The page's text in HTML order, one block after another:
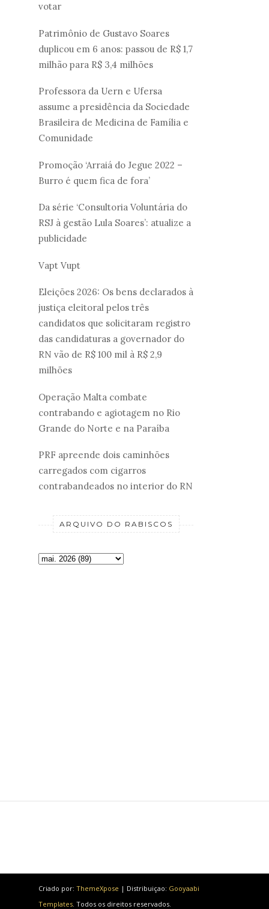
votar
Patrimônio de Gustavo Soares
duplicou em 6 anos: passou de R$ 1,7
milhão para R$ 3,4 milhões
Professora da Uern e Ufersa
assume a presidência da Sociedade
Brasileira de Medicina de Família e
Comunidade
Promoção ‘Arraiá do Jegue 2022 –
Burro é quem fica de fora’
Da série ‘Consultoria Voluntária do
RSJ à gestão Lula Soares’: atualize a
publicidade
Vapt Vupt
Eleições 2026: Os bens declarados à
justiça eleitoral pelos três
candidatos que solicitaram registro
das candidaturas a governador do
RN vão de R$ 100 mil à R$ 2,9
milhões
Operação Malta combate
contrabando e agiotagem no Rio
Grande do Norte e na Paraíba
PRF apreende dois caminhões
carregados com cigarros
contrabandeados no interior do RN
ARQUIVO DO RABISCOS
Criado por: ThemeXpose | Distribuiçao: Gooyaabi
Templates. Todos os direitos reservados.